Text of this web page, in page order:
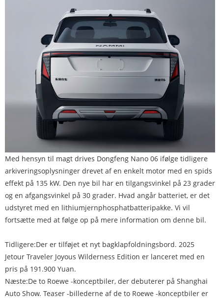
Med hensyn til magt drives Dongfeng Nano 06 ifølge tidligere
arkiveringsoplysninger drevet af en enkelt motor med en spids
effekt på 135 kW. Den nye bil har en tilgangsvinkel på 23 grader
og en afgangsvinkel på 30 grader. Hvad angår batteriet, er det
udstyret med en lithiumjernphosphatbatteripakke. Vi vil
fortsætte med at følge op på mere information om denne bil.
Tidligere:Der er tilføjet et nyt bagklapfoldningsbord. 2025
Jetour Traveler Joyous Wilderness Edition er lanceret med en
pris på 191.900 Yuan.
Næste:De to Roewe -konceptbiler, der debuterer på Shanghai
Auto Show. Teaser -billederne af de to Roewe -konceptbiler er